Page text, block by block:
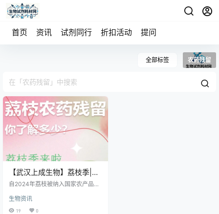
首页 资讯 试剂同行 折扣活动 提问
全部标签 农药残留
【武汉上成生物】荔枝季|荔
枝农药残留知多少？
自2024年荔枝被纳入国家农产品质
农药残留突出问题专项整治方案》
（农办质发[2024]14号））以来，
生物资讯
19 0